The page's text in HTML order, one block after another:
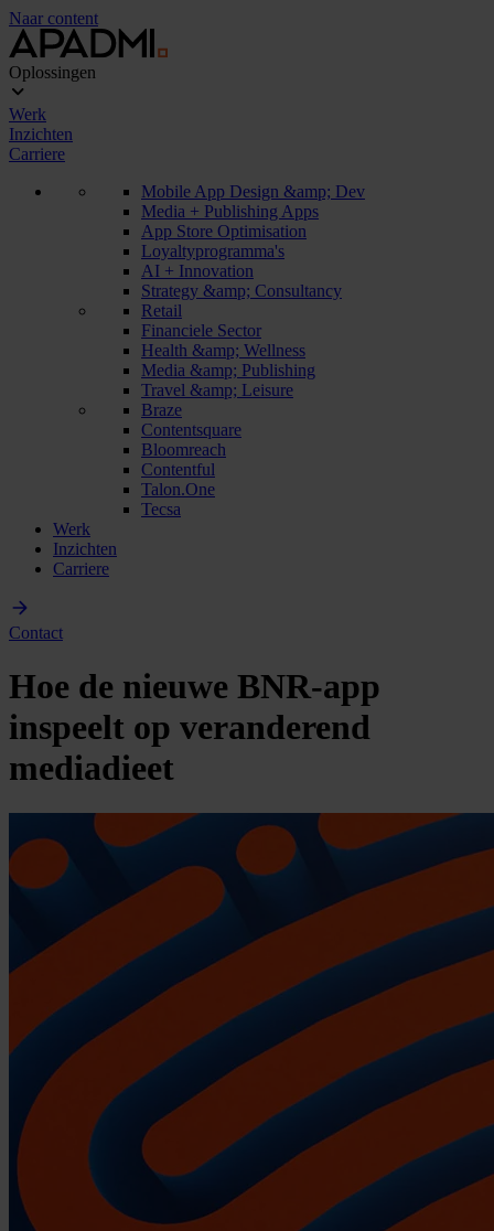
Naar content
Oplossingen
Werk
Inzichten
Carriere
Mobile App Design &amp; Dev
Media + Publishing Apps
App Store Optimisation
Loyaltyprogramma's
AI + Innovation
Strategy &amp; Consultancy
Retail
Financiele Sector
Health &amp; Wellness
Media &amp; Publishing
Travel &amp; Leisure
Braze
Contentsquare
Bloomreach
Contentful
Talon.One
Tecsa
Werk
Inzichten
Carriere
Contact
Hoe de nieuwe BNR-app
inspeelt op veranderend
mediadieet